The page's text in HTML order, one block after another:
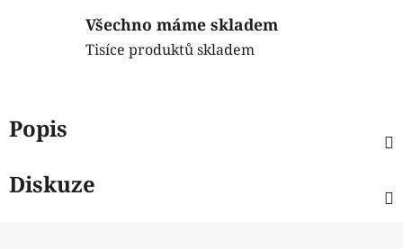
Všechno máme skladem
Tisíce produktů skladem
Popis
Diskuze